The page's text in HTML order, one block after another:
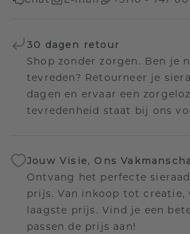
30 dagen retour
Shop zonder zorgen. Ben je
tevreden? Retourneer je
dagen en ervaar een
tevredenheid staat bij ons
Jouw Visie, Ons
Ontvang het perfecte
prijs. Van inkoop tot creatie,
laagste prijs. Vind je een
passen de prijs aan!